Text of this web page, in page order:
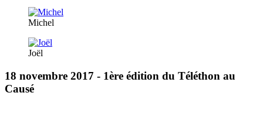
Michel
Joël
18 novembre 2017 - 1ère édition du Téléthon au
Causé